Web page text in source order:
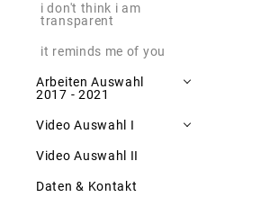
i don't think i am
transparent
it reminds me of you
Arbeiten Auswahl
2017 - 2021
Pigmentarbeiten 2016 -
Video Auswahl I
alternative_space
Passion
Video Auswahl II
Daten & Kontakt